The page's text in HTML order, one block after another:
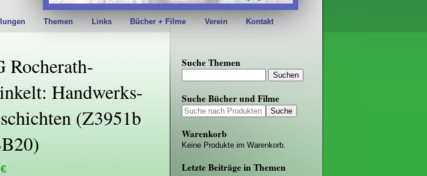
Themen Links Bücher + Filme Verein Kontakt
Rocherath-
Handwerks-
(Z3951b
Suche Themen
Suche Bücher und Filme
Warenkorb
Keine Produkte im Warenkorb.
Letzte Beiträge in Themen